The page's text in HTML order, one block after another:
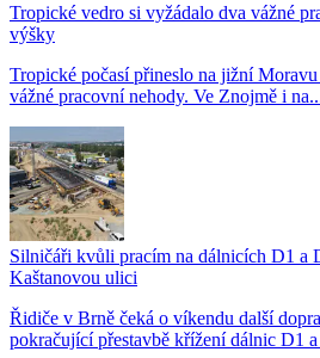
Tropické vedro si vyžádalo dva vážné
výšky
Tropické počasí přineslo na jižní
vážné pracovní nehody. Ve Znojmě i
Silničáři kvůli pracím na dálnicích D1 a
Kaštanovou ulici
Řidiče v Brně čeká o víkendu další
pokračující přestavbě křížení dálnic D1